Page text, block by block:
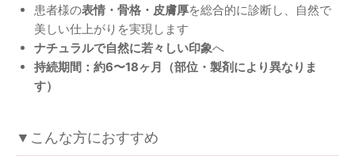
患者様の表情・骨格・皮膚厚を総合的に診断し、自然で
美しい仕上がりを実現します
ナチュラルで自然に若々しい印象へ
持続期間：約6〜18ヶ月（部位・製剤により異なりま
す）
▼こんな方におすすめ